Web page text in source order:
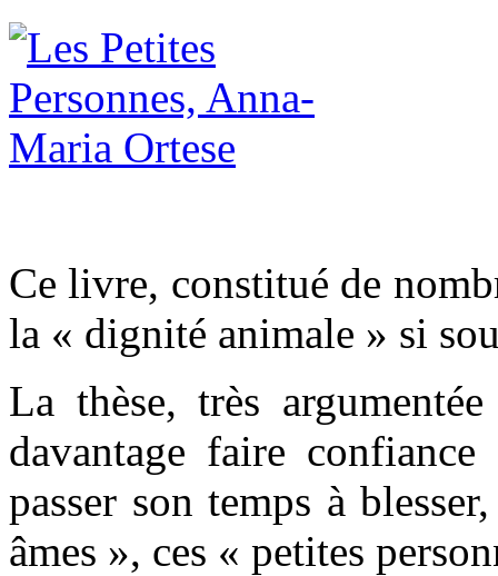
Ce livre, constitué de
la « dignité animale » si
La thèse, très
davantage faire
passer son temps à
âmes », ces « petites